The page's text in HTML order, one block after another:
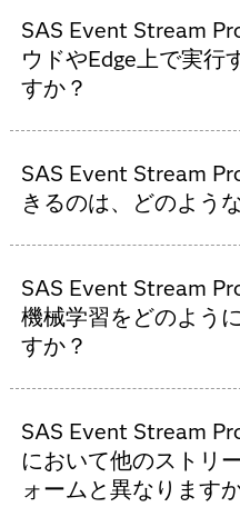
クチャを通じて短い待
トを分析します。水平
ョンをサポートします。
SAS Event Stream
ウドやEdge上で実行
すか？
スからパブリッククラ
で、どこでも実行可能
開できます。
SAS Event Stream
きるのは、どのよう
像、音声などの構造化
をサポートしており、
って包括的に分析できま
SAS Event Stream
機械学習をどのよう
すか？
械学習機能を統合して
出、異常検出、予測イ
れにより、意思決定を
SAS Event Stream
において他のストリ
ォームと異なります